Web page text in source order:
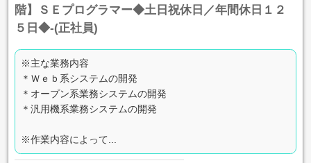
階】ＳＥプログラマー◆土日祝休日／年間休日１２
５日◆-(正社員)
※主な業務内容
＊Ｗｅｂ系システムの開発
＊オープン系業務システムの開発
＊汎用機系業務システムの開発
※作業内容によって...